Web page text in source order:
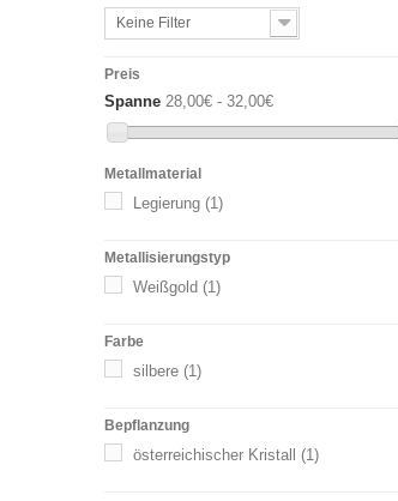
Keine Filter
Preis
Spanne 28,00€ - 32,00€
Metallmaterial
Legierung (1)
Metallisierungstyp
Weißgold (1)
Farbe
silbere (1)
Bepflanzung
österreichischer Kristall (1)